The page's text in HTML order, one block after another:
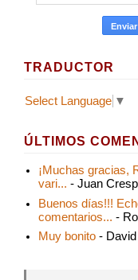
TRADUCTOR
Select Language ▼
ÚLTIMOS
¡Muchas gracias,
vari... - Juan
Buenos días!!!
comentarios... -
Muy bonito - David